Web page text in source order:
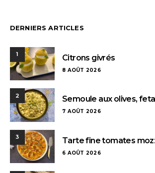
DERNIERS ARTICLES
1 Citrons givrés
8 AOÛT 2026
2 Semoule aux olives,
7 AOÛT 2026
3 Tarte fine tomates
6 AOÛT 2026